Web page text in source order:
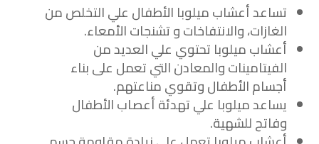
تساعد أعشاب ميلوبا الأطفال علي التخلص من
الغازات، والانتفاخات و تشنجات الأمعاء.
أعشاب ميلوبا تحتوي علي العديد من
الفيتامينات والمعادن التي تعمل على بناء
أجسام الأطفال وتقوي مناعتهم.
يساعد ميلوبا علي تهدئة أعصاب الأطفال
وفاتح للشهية.